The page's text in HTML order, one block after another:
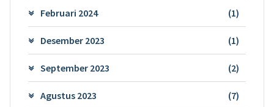
Februari 2024 (1)
Desember 2023 (1)
September 2023 (2)
Agustus 2023 (7)